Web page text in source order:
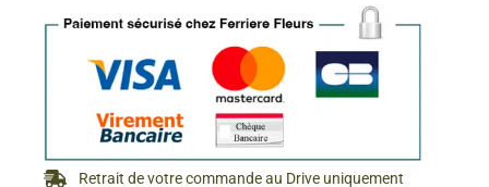
Retrait de votre commande au Drive uniquement